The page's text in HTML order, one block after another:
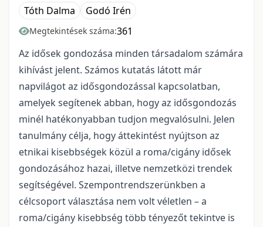
Tóth Dalma Godó Irén
Megtekintések száma:361
Az idősek gondozása minden társadalom számára
kihívást jelent. Számos kutatás látott már
napvilágot az idősgondozással kapcsolatban,
amelyek segítenek abban, hogy az idősgondozás
minél hatékonyabban tudjon megvalósulni. Jelen
tanulmány célja, hogy áttekintést nyújtson az
etnikai kisebbségek közül a roma/cigány idősek
gondozásához hazai, illetve nemzetközi trendek
segítségével. Szempontrendszerünkben a
célcsoport választása nem volt véletlen – a
roma/cigány kisebbség több tényezőt tekintve is